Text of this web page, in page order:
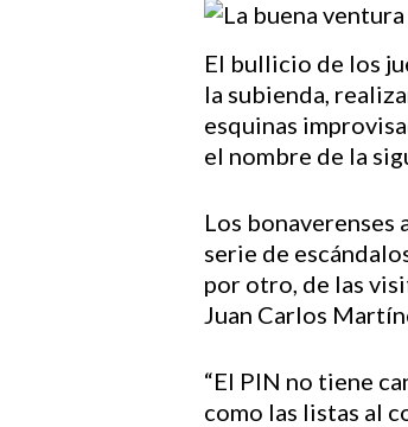
El bullicio de los
la subienda,
esquinas
el nombre de la
Los bonaverenses
serie de
por otro, de las
Juan Carlos
“El PIN no tiene
como las listas al